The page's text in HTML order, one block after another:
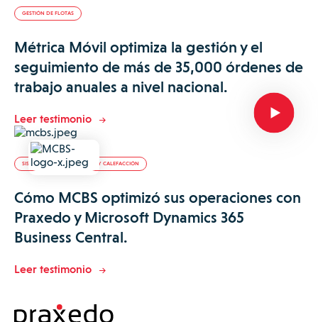
GESTIÓN DE FLOTAS
Métrica Móvil optimiza la gestión y el
seguimiento de más de 35,000 órdenes de
trabajo anuales a nivel nacional.
Leer testimonio
SISTEMAS DE CLIMATIZACIÓN Y CALEFACCIÓN
Cómo MCBS optimizó sus operaciones con
Praxedo y Microsoft Dynamics 365
Business Central.
Leer testimonio